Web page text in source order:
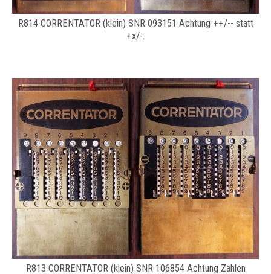
R814 CORRENTATOR (klein) SNR 093151 Achtung ++/-- statt
+x/-:
R813 CORRENTATOR (klein) SNR 106854 Achtung Zahlen